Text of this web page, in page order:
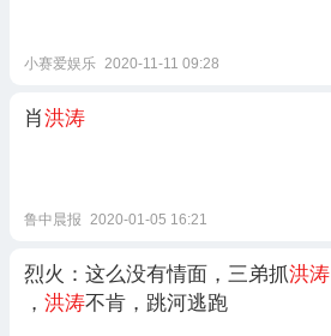
小赛爱娱乐 2020-11-11 09:28
肖洪涛
鲁中晨报 2020-01-05 16:21
烈火：这么没有情面，三弟抓洪涛
， 洪涛不肯，跳河逃跑